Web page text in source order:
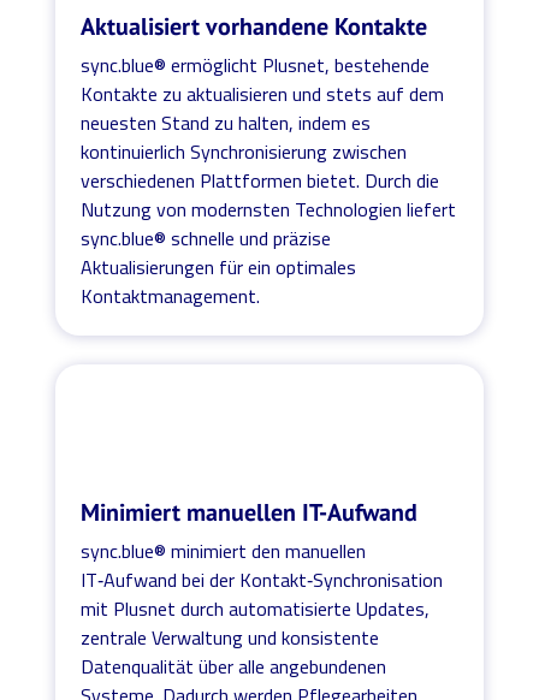
Aktualisiert vorhandene Kontakte
sync.blue® ermöglicht Plusnet, bestehende
Kontakte zu aktualisieren und stets auf dem
neuesten Stand zu halten, indem es
kontinuierlich Synchronisierung zwischen
verschiedenen Plattformen bietet. Durch die
Nutzung von modernsten Technologien liefert
sync.blue® schnelle und präzise
Aktualisierungen für ein optimales
Kontaktmanagement.
Minimiert manuellen IT-Aufwand
sync.blue® minimiert den manuellen
IT‑Aufwand bei der Kontakt‑Synchronisation
mit Plusnet durch automatisierte Updates,
zentrale Verwaltung und konsistente
Datenqualität über alle angebundenen